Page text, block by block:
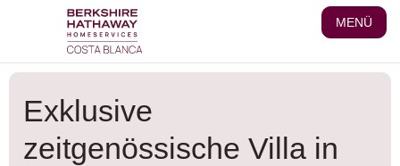
MENÜ
Exklusive
zeitgenössische Villa in